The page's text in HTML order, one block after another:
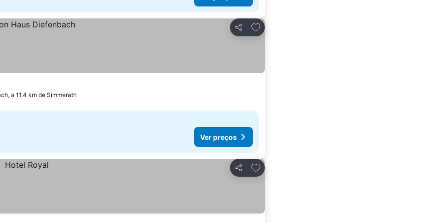
Partilhar
Adicionar aos favoritos
a 11.4 km de Simmerath
Ver preços
Partilhar
Adicionar aos favoritos